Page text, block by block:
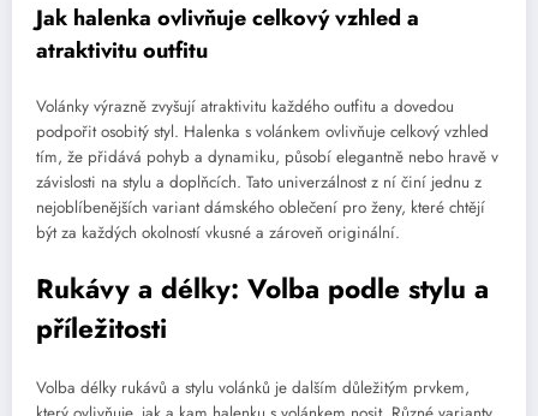
Jak halenka ovlivňuje celkový vzhled a
atraktivitu outfitu
Volánky výrazně zvyšují atraktivitu každého outfitu a dovedou
podpořit osobitý styl. Halenka s volánkem ovlivňuje celkový vzhled
tím, že přidává pohyb a dynamiku, působí elegantně nebo hravě v
závislosti na stylu a doplňcích. Tato univerzálnost z ní činí jednu z
nejoblíbenějších variant dámského oblečení pro ženy, které chtějí
být za každých okolností vkusné a zároveň originální.
Rukávy a délky: Volba podle stylu a
příležitosti
Volba délky rukávů a stylu volánků je dalším důležitým prvkem,